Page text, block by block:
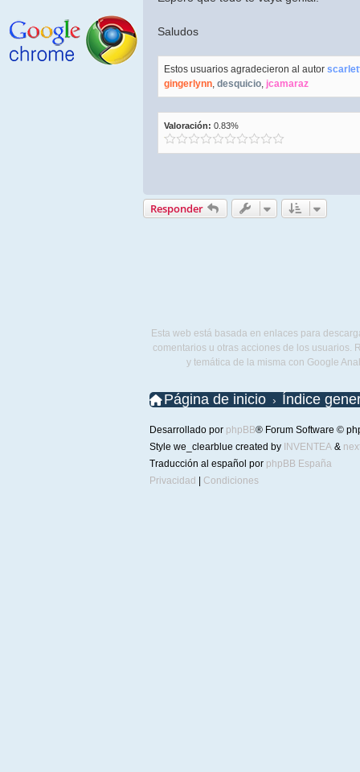
Saludos
Estos usuarios agradecieron al autor
gingerlynn, desquicio, jcamaraz
Valoración: 0.83%
Responder
Esta web está basada en enlaces para
comentarios u otras acciones de los usuarios.
y temática de la misma con Google
Página de inicio Índice
Desarrollado por phpBB® Forum Software ©
Style we_clearblue created by INVENTEA &
Traducción al español por phpBB España
Privacidad
Condiciones